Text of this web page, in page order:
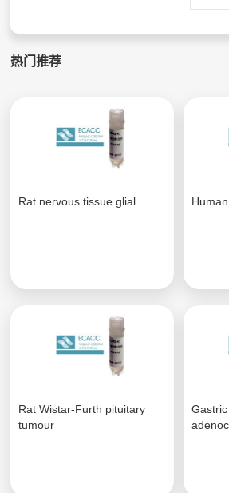
热门推荐
Rat nervous tissue glial
Rat Wistar-Furth pituitary
tumour